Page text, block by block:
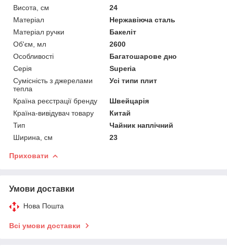
Висота, см
24
Матеріал
Нержавіюча сталь
Матеріал ручки
Бакеліт
Об'єм, мл
2600
Особливості
Багатошарове дно
Серія
Superia
Сумісність з джерелами
тепла
Усі типи плит
Країна реєстрації бренду
Швейцарія
Країна-вивідувач товару
Китай
Тип
Чайник наплічний
Ширина, см
23
Приховати
Умови доставки
Нова Пошта
Всі умови доставки